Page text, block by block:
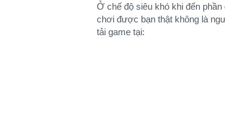
Ở chế độ siêu khó khi đến
chơi được bạn thật không là
tải game tại: